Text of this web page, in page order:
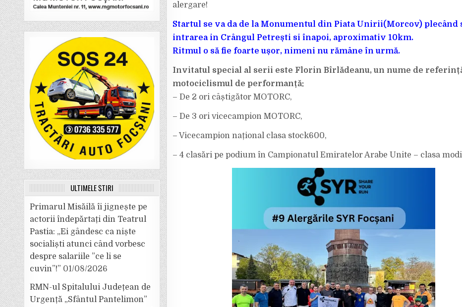
alergare!
Startul se va da de la Monumentul din Piata Unirii(Morcov) plecând
intrarea in Crângul Petrești si înapoi, aproximativ 10km.
Ritmul o să fie foarte ușor, nimeni nu rămâne în urmă.
Invitatul special al serii este Florin Bîrlădeanu, un nume de
motociclismul de performanță:
– De 2 ori câștigător MOTORC,
– De 3 ori vicecampion MOTORC,
– Vicecampion național clasa stock600,
– 4 clasări pe podium în Campionatul Emiratelor Arabe Unite – clasa
ULTIMELE ȘTIRI
Primarul Misăilă îi jignește pe
actorii îndepărtați din Teatrul
Pastia: „Ei gândesc ca niște
socialiști atunci când vorbesc
despre salariile ”ce li se
cuvin”!” 01/08/2026
RMN-ul Spitalului Județean de
Urgență „Sfântul Pantelimon”